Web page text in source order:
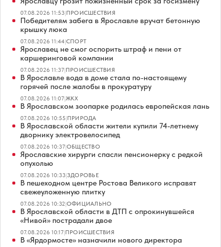
07.08.2026 11:53|ПРОИСШЕСТВИЯ
Победителям забега в Ярославле вручат бетонную
крышку люка
07.08.2026 11:44|СПОРТ
Ярославец не смог оспорить штраф и пени от
каршеринговой компании
07.08.2026 11:37|ПРОИСШЕСТВИЯ
В Ярославле вода в доме стала по-настоящему
горячей после жалобы в прокуратуру
07.08.2026 11:07|ЖКХ
В Ярославском зоопарке родилась европейская лань
07.08.2026 10:55|ПРИРОДА
В Ярославской области жители купили 74-летнему
дворнику электровелосипед
07.08.2026 10:37|ОБЩЕСТВО
Ярославские хирурги спасли пенсионерку с редкой
опухолью
07.08.2026 10:33|ЗДОРОВЬЕ
В пешеходном центре Ростова Великого исправят
свежеуложенную плитку
07.08.2026 10:32|ОФИЦИАЛЬНО
В Ярославской области в ДТП с опрокинувшейся
«Нивой» пострадали двое
07.08.2026 10:17|ПРОИСШЕСТВИЯ
В «Ярдормосте» назначили нового директора